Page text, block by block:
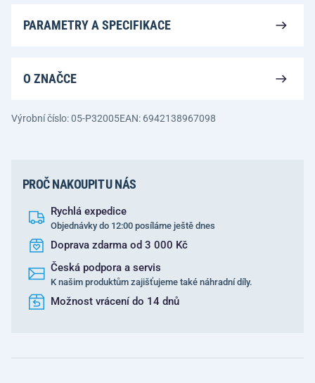
PARAMETRY A SPECIFIKACE
O ZNAČCE
Výrobní číslo: 05-P32005EAN: 6942138967098
PROČ NAKOUPIT U NÁS
Rychlá expedice
Objednávky do 12:00 posíláme ještě dnes
Doprava zdarma od 3 000 Kč
Česká podpora a servis
K našim produktům zajišťujeme také náhradní díly.
Možnost vrácení do 14 dnů